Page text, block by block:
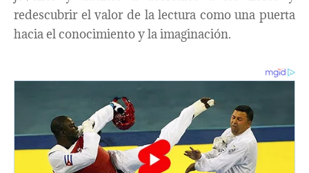
redescubrir el valor de la lectura como una puerta
hacia el conocimiento y la imaginación.